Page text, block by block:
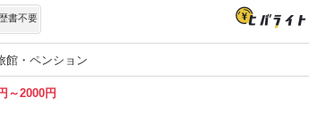
書不要
館・ペンション
～2000円